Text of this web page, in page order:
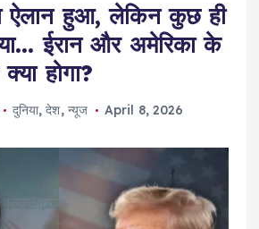
ऐलान हुआ, लेकिन कुछ ही
ईरान और अमेरिका के
होगा?
दुनिया,देश, न्यूज April 8, 2026